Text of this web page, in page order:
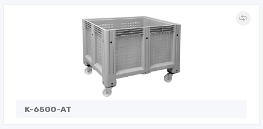
K-6500-AT